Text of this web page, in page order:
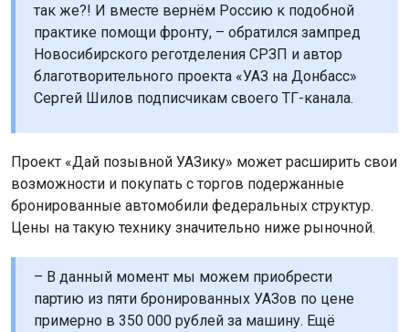
так же?! И вместе вернём Россию к подобной
практике помощи фронту, – обратился зампред
Новосибирского реготделения СРЗП и автор
благотворительного проекта «УАЗ на Донбасс»
Сергей Шилов подписчикам своего ТГ-канала.
Проект «Дай позывной УАЗику» может расширить свои
возможности и покупать с торгов подержанные
бронированные автомобили федеральных структур.
Цены на такую технику значительно ниже рыночной.
– В данный момент мы можем приобрести
партию из пяти бронированных УАЗов по цене
примерно в 350 000 рублей за машину. Ещё